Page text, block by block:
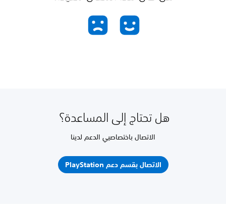
هل تحتاج إلى المساعدة؟
الاتصال باختصاصيي الدعم لدينا
الاتصال بقسم دعم PlayStation